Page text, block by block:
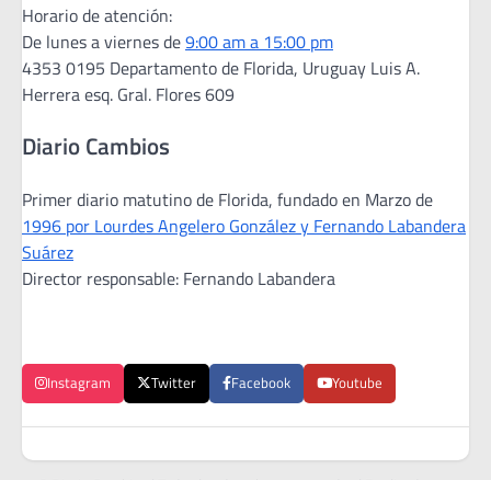
Horario de atención:
De lunes a viernes de9:00 am a 15:00 pm
4353 0195 Departamento de Florida, Uruguay Luis A.
Herrera esq. Gral. Flores 609
Diario Cambios
Primer diario matutino de Florida, fundado en Marzo de
1996 por Lourdes Angelero González y Fernando Labandera
Suárez
Director responsable: Fernando Labandera
Instagram Twitter Facebook Youtube